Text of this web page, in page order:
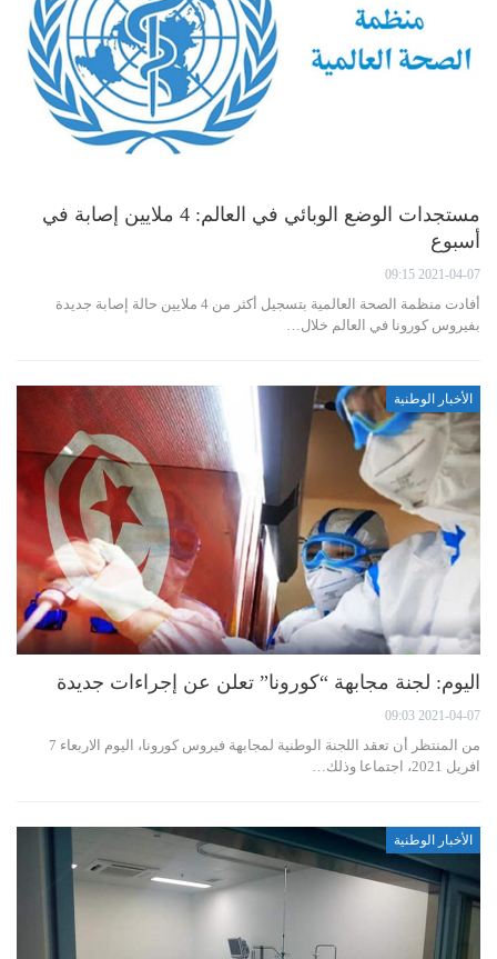
مستجدات الوضع الوبائي في العالم: 4 ملايين إصابة في
أسبوع
2021-04-07 09:15
أفادت منظمة الصحة العالمية بتسجيل أكثر من 4 ملايين حالة إصابة جديدة
بفيروس كورونا في العالم خلال…
الأخبار الوطنية
اليوم: لجنة مجابهة “كورونا” تعلن عن إجراءات جديدة
2021-04-07 09:03
من المنتظر أن تعقد اللجنة الوطنية لمجابهة فيروس كورونا، اليوم الاربعاء 7
افريل 2021، اجتماعا وذلك…
الأخبار الوطنية